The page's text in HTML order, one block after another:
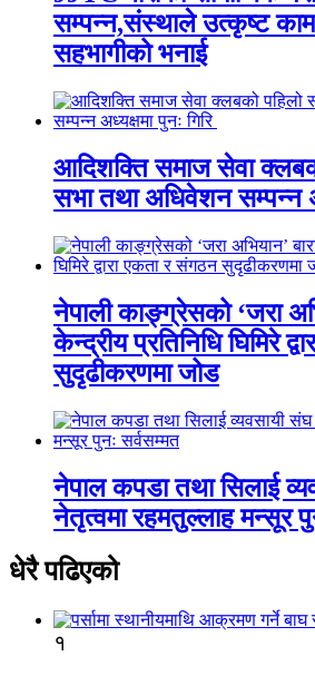
सम्पन्न,संस्थाले उत्कृष्ट काम
सहभागीको भनाई
आदिशक्ति समाज सेवा
सभा तथा अधिवेशन सम्पन्न
नेपाली काङ्ग्रेसको ‘जरा
केन्द्रीय प्रतिनिधि घिमिरे
सुदृढीकरणमा जोड
नेपाल कपडा तथा सिलाई
नेतृत्वमा रहमतुल्लाह मन्सूर
धेरै पढिएको
१